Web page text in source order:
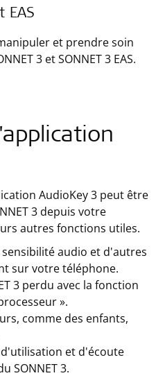
EAS
et prendre soin
3 et SONNET 3 EAS.
AudioKey 3 peut être
3 depuis votre
autres fonctions utiles.
audio et d'autres
sur votre téléphone.
3 perdu avec la fonction
».
comme des enfants,
et d'écoute
SONNET 3.